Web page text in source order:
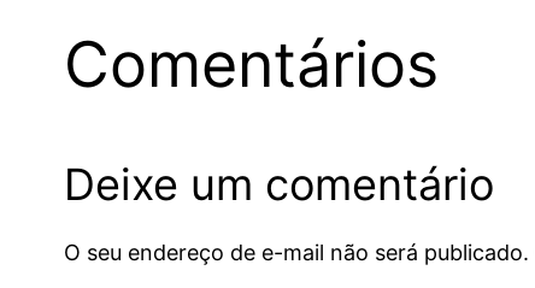
Comentários
Deixe um comentário
O seu endereço de e-mail não será publicado.